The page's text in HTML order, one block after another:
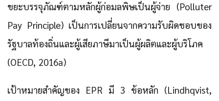
ขยะบรรจุภัณฑ์ตามหลักผู้ก่อมลพิษเป็นผู้จ่าย (Polluter
Pay Principle) เป็นการเปลี่ยนจากความรับผิดชอบของ
รัฐบาลท้องถิ่นและผู้เสียภาษีมาเป็นผู้ผลิตและผู้บริโภค
(OECD, 2016a)
เป้าหมายสำคัญของ EPR มี 3 ข้อหลัก (Lindhqvist,